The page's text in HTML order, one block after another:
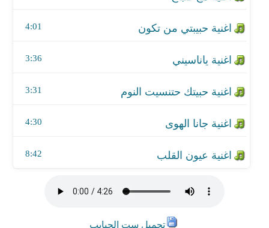
4:01
3:36
3:31
4:30
8:42
تحميل ست الحبايب